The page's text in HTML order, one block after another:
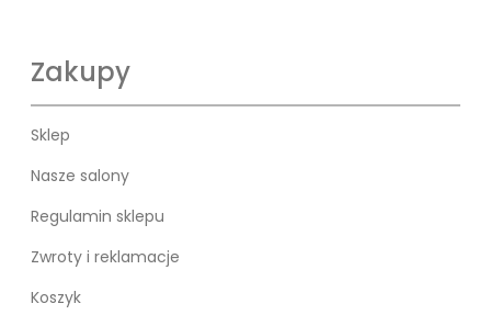
Zakupy
Sklep
Nasze salony
Regulamin sklepu
Zwroty i reklamacje
Koszyk